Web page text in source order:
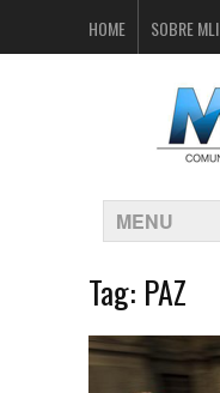
HOME SOBRE MLI
MENU
Tag: PAZ